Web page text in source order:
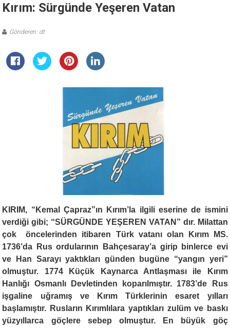
Kırım: Sürgünde Yeşeren Vatan
Gönderen: dt
KIRIM, “Kemal Çapraz”ın Kırım’la ilgili eserine de ismini
verdiği gibi; “SÜRGÜNDE YEŞEREN VATAN” dır. Milattan
çok öncelerinden itibaren Türk vatanı olan Kırım MS.
1736’da Rus ordularının Bahçesaray’a girip binlerce evi
ve Han Sarayı yaktıkları günden bugüne “yangın yeri”
olmuştur. 1774 Küçük Kaynarca Antlaşması ile Kırım
Hanlığı Osmanlı Devletinden koparılmıştır. 1783’de Rus
işgaline uğramış ve Kırım Türklerinin esaret yılları
başlamıştır. Rusların Kırımlılara yaptıkları zulüm ve baskı
yüzyıllarca göçlere sebep olmuştur. En büyük göç